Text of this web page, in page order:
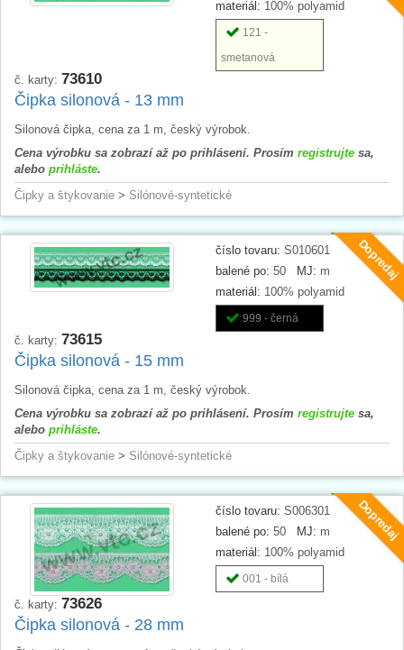
materiál: 100% polyamid
121 -
smetanová
č. karty: 73610
Čipka silonová - 13 mm
Silonová čipka, cena za 1 m, český výrobok.
Cena výrobku sa zobrazí až po prihlásení. Prosím registrujte sa,
alebo prihláste.
Čipky a štykovanie > Silónové-syntetické
Dopredaj
číslo tovaru: S010601
balené po: 50 MJ: m
materiál: 100% polyamid
999 - černá
č. karty: 73615
Čipka silonová - 15 mm
Silonová čipka, cena za 1 m, český výrobok.
Cena výrobku sa zobrazí až po prihlásení. Prosím registrujte sa,
alebo prihláste.
Čipky a štykovanie > Silónové-syntetické
Dopredaj
číslo tovaru: S006301
balené po: 50 MJ: m
materiál: 100% polyamid
001 - bílá
č. karty: 73626
Čipka silonová - 28 mm